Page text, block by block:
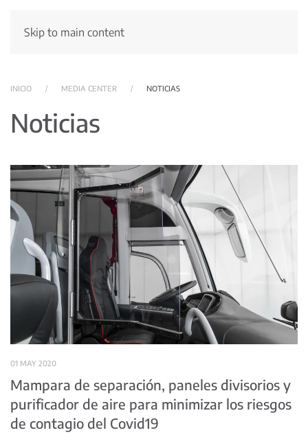
Skip to main content
INICIO MEDIA CENTER NOTICIAS
Noticias
01 MAY 2020
Mampara de separación, paneles divisorios y
purificador de aire para minimizar los riesgos
de contagio del Covid19